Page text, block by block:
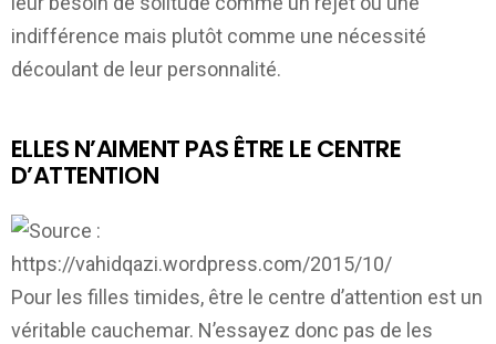
indifférence mais plutôt comme une nécessité
découlant de leur personnalité.
ELLES N’AIMENT PAS ÊTRE LE CENTRE
D’ATTENTION
Pour les filles timides, être le centre d’attention est un
véritable cauchemar. N’essayez donc pas de les